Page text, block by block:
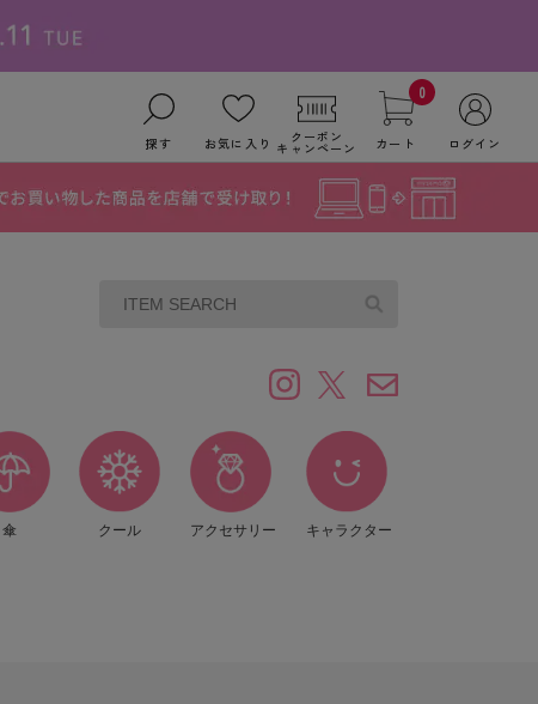
探す お気に入り クーポン
キャンペーン
0
カート ログイン
傘 クール アクセサリー キャラクター